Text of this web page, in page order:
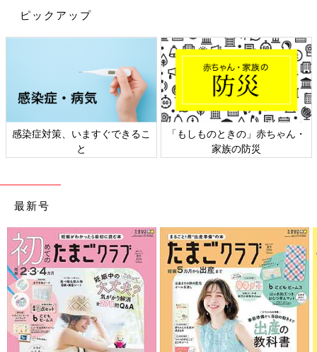
ピックアップ
感染症対策、いますぐできるこ
と
「もしものときの」赤ちゃん・
家族の防災
最新号